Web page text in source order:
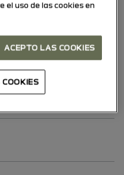
29/01/2026
12/01/2025
14/07/2024
el uso de las cookies en
ACEPTO LAS COOKIES
COOKIES